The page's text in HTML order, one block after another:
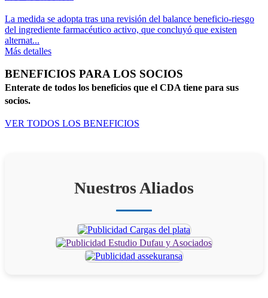
La medida se adopta tras una revisión del balance beneficio-riesgo
del ingrediente farmacéutico activo, que concluyó que existen
alternat...
Más detalles
BENEFICIOS PARA LOS SOCIOS
Enterate de todos los beneficios que el CDA tiene para sus
socios.
VER TODOS LOS BENEFICIOS
Nuestros Aliados